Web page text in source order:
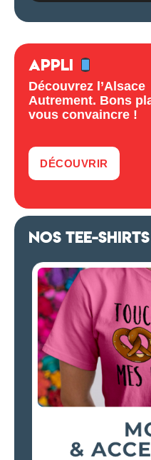
APPLI
Découvrez l’Alsace
Autrement. Bons
vous convaincre !
DÉCOUVRIR
NOS TEE-SHIRTS